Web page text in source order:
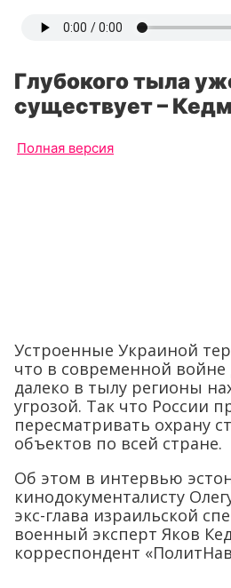
Глубокого тыла
существует –
Полная версия
Устроенные Украиной
что в современной
далеко в тылу регионы
угрозой. Так что России
пересматривать охрану
объектов по всей стране.
Об этом в интервью
кинодокументалисту
экс-глава израильской
военный эксперт Яков
корреспондент